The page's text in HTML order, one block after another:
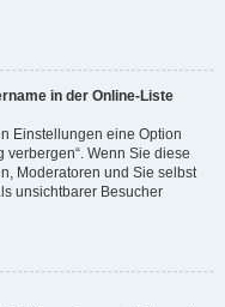
in der Online-Liste
Einstellungen eine Option
verbergen“. Wenn Sie diese
Moderatoren und Sie selbst
unsichtbarer Besucher